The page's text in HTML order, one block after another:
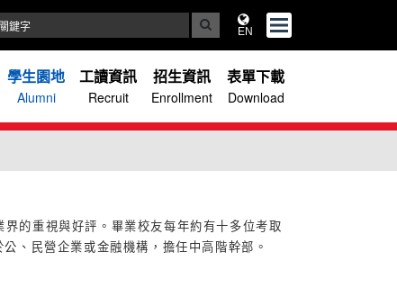
EN
學生園地
Alumni
工讀資訊
Recruit
招生資訊
Enrollment
表單下載
Download
的重視與好評。畢業校友每年約有十多位考取
、民營企業或金融機構，擔任中高階幹部。